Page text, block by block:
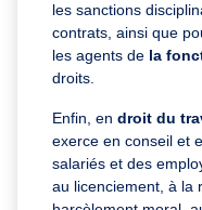
les sanctions
contrats, ainsi que
les agents de la
droits.
Enfin, en droit du
exerce en conseil et
salariés et des
au licenciement, à la